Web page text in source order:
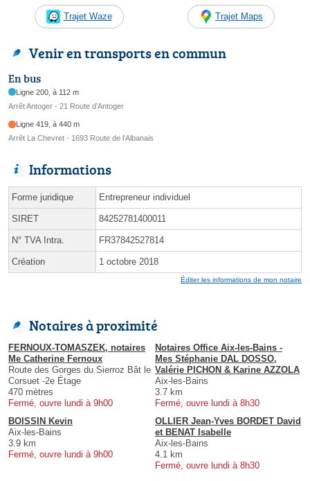
Trajet Waze Trajet Maps
Venir en transports en commun
En bus
Ligne 200, à 112 m
Arrêt Antoger - 21 Route d’Antoger
Ligne 419, à 440 m
Arrêt La Chevret - 1693 Route de l’Albanais
Informations
Forme juridique Entrepreneur individuel
SIRET 84252781400011
N° TVA Intra. FR37842527814
Création 1 octobre 2018
Éditer les informations de mon notaire
Notaires à proximité
FERNOUX-TOMASZEK, notaires
Me Catherine Fernoux
Route des Gorges du Sierroz Bât le
Corsuet -2e Étage
470 mètres
Fermé, ouvre lundi à 9h00
Notaires Office Aix-les-Bains -
Mes Stéphanie DAL DOSSO,
Valérie PICHON & Karine AZZOLA
Aix-les-Bains
3.7 km
Fermé, ouvre lundi à 8h30
BOISSIN Kevin
Aix-les-Bains
3.9 km
Fermé, ouvre lundi à 9h00
OLLIER Jean-Yves BORDET David
et BENAT Isabelle
Aix-les-Bains
4.1 km
Fermé, ouvre lundi à 8h30